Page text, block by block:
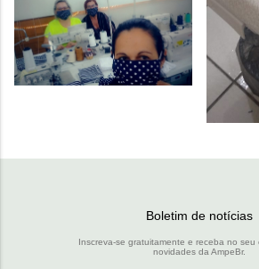
Boletim de notícias
Inscreva-se gratuitamente e receba no seu
novidades da AmpeBr.